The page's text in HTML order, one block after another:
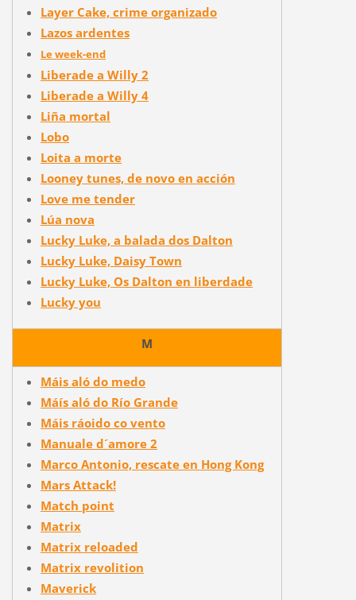
Layer Cake, crime organizado
Lazos ardentes
Le week-end
Liberade a Willy 2
Liberade a Willy 4
Liña mortal
Lobo
Loita a morte
Looney tunes, de novo en acción
Love me tender
Lúa nova
Lucky Luke, a balada dos Dalton
Lucky Luke, Daisy Town
Lucky Luke, Os Dalton en liberdade
Lucky you
M
Máis aló do medo
Máís aló do Río Grande
Máis ráoido co vento
Manuale d´amore 2
Marco Antonio, rescate en Hong Kong
Mars Attack!
Match point
Matrix
Matrix reloaded
Matrix revolition
Maverick